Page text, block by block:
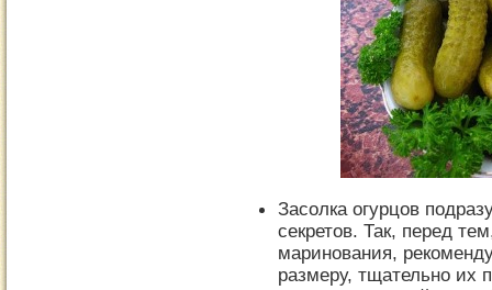
Засолка огурцов
секретов. Так, перед
маринования,
размеру, тщательно их